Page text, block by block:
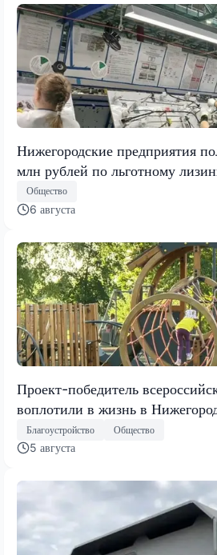
Нижегородские предприятия
млн рублей по льготному
Общество
6 августа
Проект-победитель
воплотили в жизнь в
Благоустройство Общество
5 августа